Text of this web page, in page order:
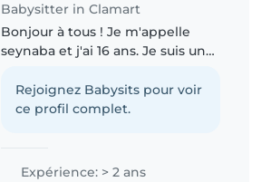
Babysitter in Clamart
Bonjour à tous ! Je m'appelle
seynaba et j'ai 16 ans. Je suis une
et motivée, mais surtout très
responsable. Grâce à ma grande
Rejoignez Babysits pour voir
ce profil complet.
Expérience: > 2 ans